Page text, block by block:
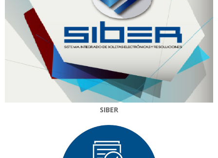
SIBER